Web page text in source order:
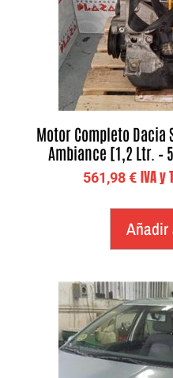
Motor Completo Dacia
Ambiance [1,2 Ltr. –
561,98€ IVA y
Añadir